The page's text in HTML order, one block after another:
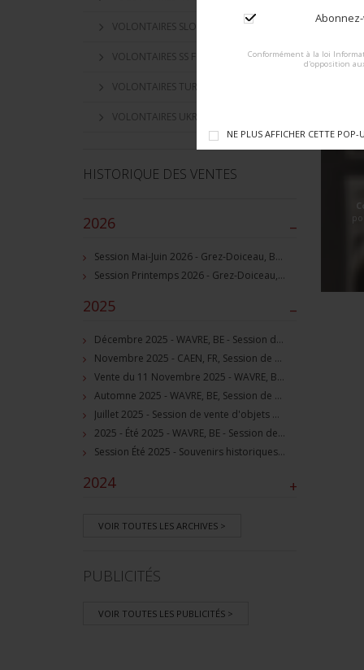
Conformément à la loi
d'opposition
NE PLUS AFFICHER CETTE POP-
VOLONTAIRES SLOVAQUES
VOLONTAIRES SS FLAMAND
VOLONTAIRES TURKISTAN
VOLONTAIRES UKRAINIEN
HISTORIQUE DES VENTES
–
2026
Session Mai-Juin 2026 - Grez-Doiceau, BE - Session de vente d'objets militaire et souvenirs historiques
Session Printemps 2026 - Grez-Doiceau, BE - Session de vente d'objets militaire et souvenirs historiques
–
2025
Décembre 2025 - WAVRE, BE - Session de vente d'objets militaire et souvenirs historiques
Novembre 2025 - CAEN, FR, Session de vente d'objets et souvenirs militaires
Vente du 11 Novembre 2025 - WAVRE, BE, avec Militaria Auction
Automne 2025 - WAVRE, BE, Session de vente d'objets militaire et souvenirs historiques
Juillet 2025 - Session de vente d'objets militaire et historiques, Wavre, BE
2025 - Été 2025 - WAVRE, BE - Session de vente d'objets militaire et souvenirs historiques
Session Été 2025 - Souvenirs historiques et militaires
+
2024
VOIR TOUTES LES ARCHIVES >
PUBLICITÉS
VOIR TOUTES LES PUBLICITÉS >